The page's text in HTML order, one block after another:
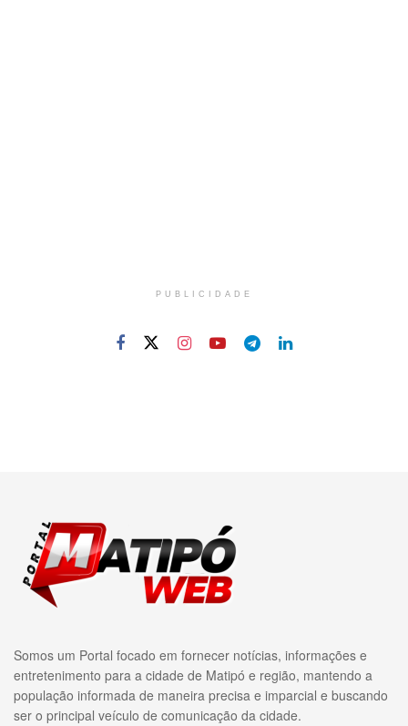
PUBLICIDADE
Somos um Portal focado em fornecer notícias, informações e
entretenimento para a cidade de Matipó e região, mantendo a
população informada de maneira precisa e imparcial e buscando
ser o principal veículo de comunicação da cidade.